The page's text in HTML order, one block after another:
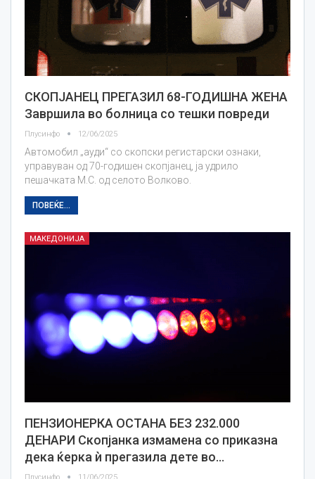
СКОПЈАНЕЦ ПРЕГАЗИЛ 68-ГОДИШНА ЖЕНА
Завршила во болница со тешки повреди
Плусинфо 12/06/2025
Автомобил „ауди“ со скопски регистарски ознаки,
управуван од 70-годишен скопјанец, ја удрило
пешачката М.С. од селото Волково.
ПОВЕЌЕ...
МАКЕДОНИЈА
ПЕНЗИОНЕРКА ОСТАНА БЕЗ 232.000
ДЕНАРИ Скопјанка измамена со приказна
дека ќерка ѝ прегазила дете во…